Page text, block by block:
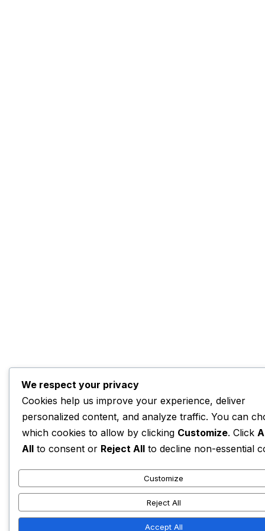
We respect your privacy
Cookies help us improve your experience, deliver
personalized content, and analyze traffic. You can
which cookies to allow by clicking Customize. Click
All to consent or Reject All to decline non-essential
Customize
Reject All
Accept All